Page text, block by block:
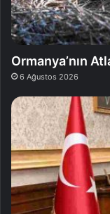
Ormanya’nın
6 Ağustos 2026